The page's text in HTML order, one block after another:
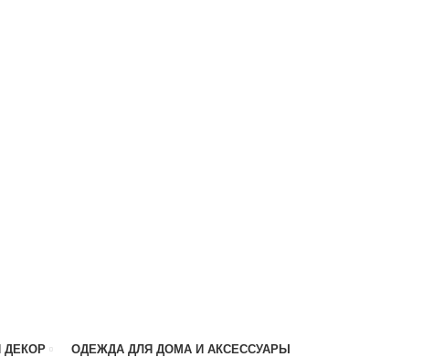
ДЕКОР ОДЕЖДА ДЛЯ ДОМА И АКСЕССУАРЫ